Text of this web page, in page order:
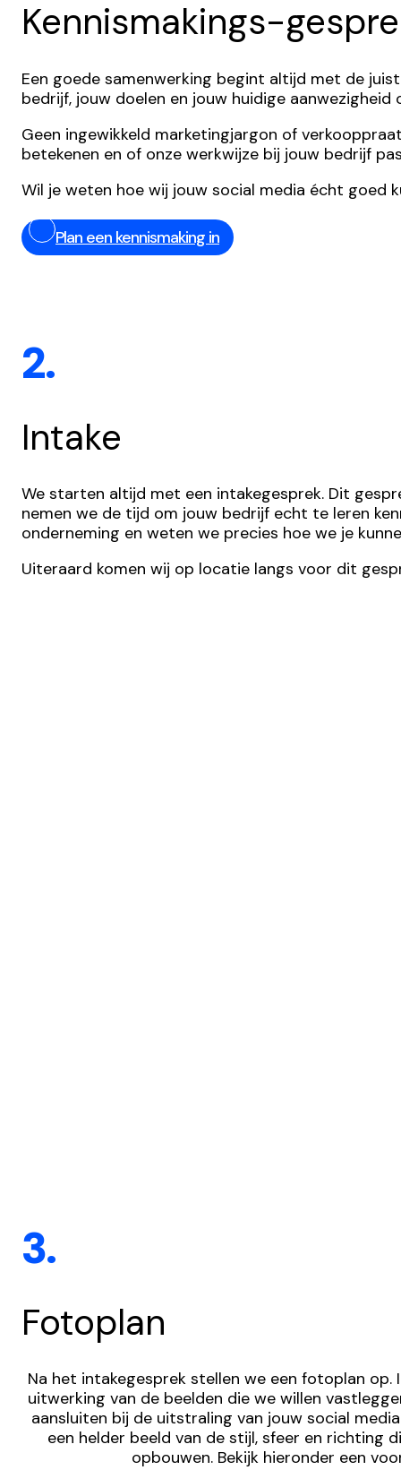
Kennismakings-
Een goede samenwerking begint altijd met de
bedrijf, jouw doelen en jouw huidige
Geen ingewikkeld marketingjargon of
betekenen en of onze werkwijze bij jouw bedrijf
Wil je weten hoe wij jouw social media écht goed
Plan een kennismaking in
2.
Intake
We starten altijd met een intakegesprek. Dit
nemen we de tijd om jouw bedrijf echt te leren
onderneming en weten we precies hoe we je
Uiteraard komen wij op locatie langs voor dit
3.
Fotoplan
Na het intakegesprek stellen we een fotoplan op.
uitwerking van de beelden die we willen
aansluiten bij de uitstraling van jouw social
een helder beeld van de stijl, sfeer en richting
opbouwen. Bekijk hieronder een